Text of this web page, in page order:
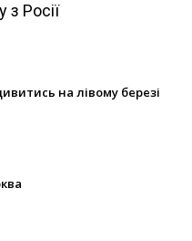
Росії
на лівому березі